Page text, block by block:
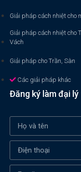
Giải pháp cách nhiệt cho
Giải pháp cách nhiệt cho
Vách
Giải pháp cho Trần, Sàn
Các giải pháp khác
Đăng ký làm đại lý